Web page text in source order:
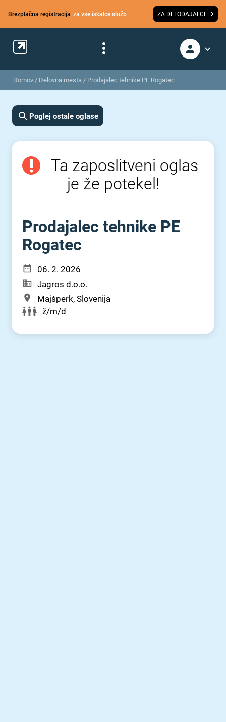
Brezplačna registracija za vse iskalce služb ZA DELODAJALCE
Domov / Delovna mesta / Prodajalec tehnike PE Rogatec
Poglej ostale oglase
Ta zaposlitveni oglas
je že potekel!
Prodajalec tehnike PE
Rogatec
06. 2. 2026
Jagros d.o.o.
Majšperk, Slovenija
ž/m/d